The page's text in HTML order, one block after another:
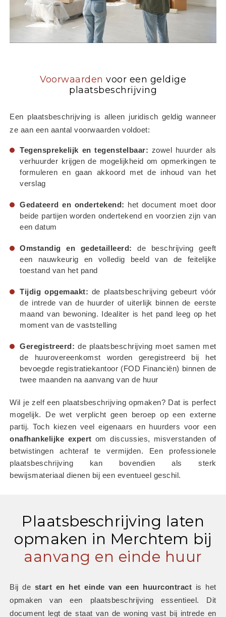
Voorwaarden voor een geldige
plaatsbeschrijving
Een plaatsbeschrijving is alleen juridisch geldig wanneer
ze aan een aantal voorwaarden voldoet:
Tegensprekelijk en tegenstelbaar: zowel huurder als
verhuurder krijgen de mogelijkheid om opmerkingen te
formuleren en gaan akkoord met de inhoud van het
verslag
Gedateerd en ondertekend:
het document moet door
beide partijen worden ondertekend en voorzien zijn van
een datum
Omstandig en gedetailleerd:
de beschrijving geeft
een nauwkeurig en volledig beeld van de feitelijke
toestand van het pand
Tijdig opgemaakt: de plaatsbeschrijving gebeurt vóór
de intrede van de huurder of uiterlijk binnen de eerste
maand van bewoning. Idealiter is het pand leeg op het
moment van de vaststelling
Geregistreerd: de plaatsbeschrijving moet samen met
de huurovereenkomst worden geregistreerd bij het
bevoegde registratiekantoor (FOD Financiën) binnen de
twee maanden na aanvang van de huur
Wil je zelf een plaatsbeschrijving opmaken? Dat is perfect
mogelijk. De wet verplicht geen beroep op een externe
onafhankelijke expert om discussies, misverstanden of
betwistingen achteraf te vermijden. Een professionele
plaatsbeschrijving kan bovendien als sterk
bewijsmateriaal dienen bij een eventueel geschil.
Plaatsbeschrijving laten
opmaken in Merchtem bij
aanvang en einde huur
Bij de start en het einde van een huurcontract is het
opmaken van een plaatsbeschrijving essentieel. Dit
document legt de staat van de woning vast bij intrede en